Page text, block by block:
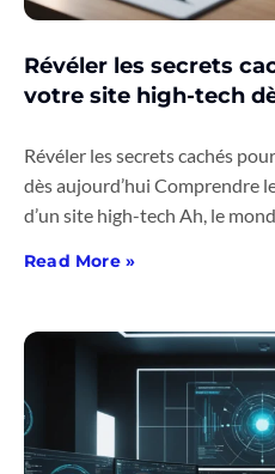
Révéler les secrets
votre site high-tech
Révéler les secrets cachés
dès aujourd’hui Comprendre
d’un site high-tech Ah, le
Read More »